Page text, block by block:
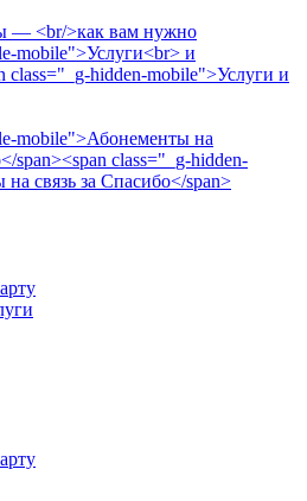
— <br/>как вам нужно
mobile">Услуги<br> и
class="_g-hidden-mobile">Услуги и
mobile">Абонементы на
span><span class="_g-hidden-
связь за Спасибо</span>